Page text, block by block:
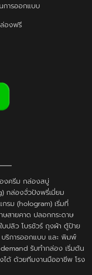
การออกแบบ
องฟรี
งครีม กล่องสบู่
กล่องจั่วปังพรี่เมี่ยม
รม (hologram) เริ่มที่
สายคาด ปลอกกระดาษ
ปลิว โบรชัวร์ ถุงผ้า ตู้ป้าย
ริการออกแบบ และ พิมพ์
รับทำกล่อง เริ่มต้น
ด้ ด้วยทีมงานมืออาชีพ โรง